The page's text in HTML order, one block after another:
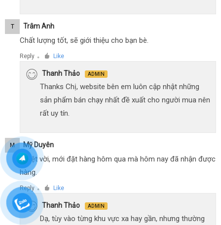
T Trâm Anh
Chất lượng tốt, sẽ giới thiệu cho bạn bè.
Reply ● Like
Thanh Thảo ADMIN
Thanks Chị, website bên em luôn cập nhật những
sản phẩm bán chạy nhất đề xuất cho người mua nên
rất uy tín.
M Mỹ Duyên
Tuyệt vời, mới đặt hàng hôm qua mà hôm nay đã nhận được
hàng.
Reply ● Like
Thanh Thảo ADMIN
Dạ, tùy vào từng khu vực xa hay gần, nhưng thường